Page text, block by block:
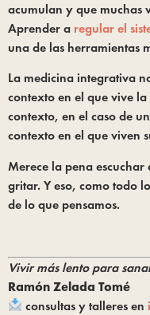
acumulan y que muchas
Aprender a regular el
una de las herramientas
La medicina integrativa
contexto en el que vive la
contexto, en el caso de
contexto en el que viven
Merece la pena
gritar. Y eso, como todo
de lo que pensamos.
Vivir más lento para
Ramón Zelada Tomé
consultas y talleres en